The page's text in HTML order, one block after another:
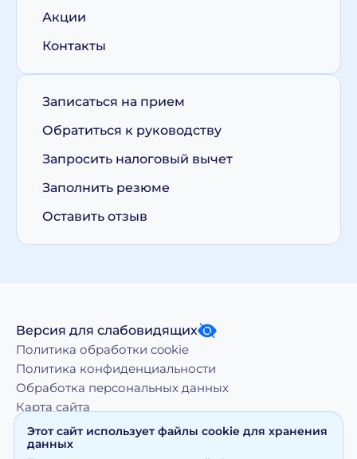
Акции
Контакты
Записаться на прием
Обратиться к руководству
Запросить налоговый вычет
Заполнить резюме
Оставить отзыв
Версия для слабовидящих
Политика обработки cookie
Политика конфиденциальности
Обработка персональных данных
Карта сайта
Этот сайт использует файлы cookie для хранения
данных